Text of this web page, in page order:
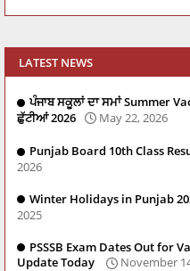
LATEST NEWS
ਪੰਜਾਬ ਸਕੂਲਾਂ ਦਾ ਸਮਾਂ Summer
ਛੁੱਟੀਆਂ 2026
May 22, 2026
Punjab Board 10th Class
2026
Winter Holidays in Punjab
2025
PSSSB Exam Dates Out for
Update Today
November